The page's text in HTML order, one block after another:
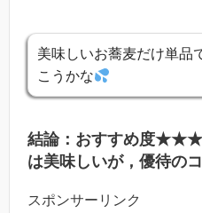
美味しいお蕎麦だけ単品
こうかな
結論：おすすめ度
は美味しいが，優待の
スポンサーリンク